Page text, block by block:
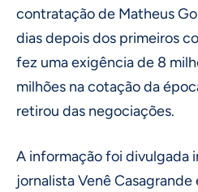
contratação de Matheus
dias depois dos primeiros
fez uma exigência de 8
milhões na cotação da
retirou das negociações.
A informação foi divulgada
jornalista Venê